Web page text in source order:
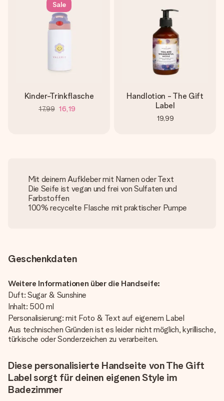
Sale
Kinder-Trinkflasche
17,99 16,19
Handlotion - The Gift
Label
19,99
Mit deinem Aufkleber mit Namen oder Text
Die Seife ist vegan und frei von Sulfaten und
Farbstoffen
100% recycelte Flasche mit praktischer Pumpe
Geschenkdaten
Weitere Informationen über die Handseife:
Duft: Sugar & Sunshine
Inhalt: 500 ml
Personalisierung: mit Foto & Text auf eigenem Label
Aus technischen Gründen ist es leider nicht möglich, kyrillische,
türkische oder Sonderzeichen zu verarbeiten.
Diese personalisierte Handseite von The Gift
Label sorgt für deinen eigenen Style im
Badezimmer